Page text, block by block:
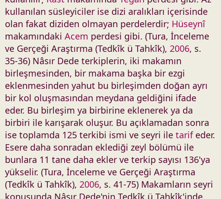
kullanılan süsleyiciler ise dizi aralıkları içerisinde
olan fakat diziden olmayan perdelerdir; Hüseynî
makamındaki Acem perdesi gibi. (Tura, İnceleme
ve Gerçeği Araştırma (Tedkîk ü Tahkîk), 2006, s.
35-36) Nâsır Dede terkiplerin, iki makamın
birleşmesinden, bir makama başka bir ezgi
eklenmesinden yahut bu birleşimden doğan ayrı
bir kol oluşmasından meydana geldiğini ifade
eder. Bu birleşim ya birbirine eklenerek ya da
birbiri ile karışarak oluşur. Bu açıklamadan sonra
ise toplamda 125 terkibi ismi ve seyri ile tarifeder.
Esere daha sonradan eklediği zeyl bölümü ile
bunlara 11 tane daha ekler ve terkip sayısı 136'ya
yükselir. (Tura, İnceleme ve Gerçeği Araştırma
(Tedkîk ü Tahkîk), 2006, s. 41-75) Makamların seyri
konusunda Nâsır Dede'nin Tedkîk ü Tahkîk'inde